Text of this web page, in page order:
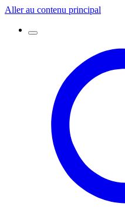
Aller au contenu principal